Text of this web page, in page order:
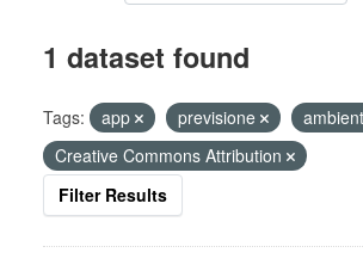
1 dataset found
Tags: app previsione
Creative Commons Attribution
Filter Results